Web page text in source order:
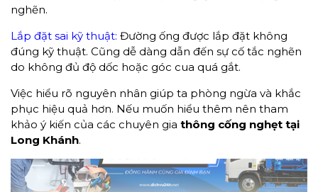
nghẽn.
Lắp đặt sai kỹ thuật: Đường ống được lắp đặt không
đúng kỹ thuật. Cũng dễ dàng dẫn đến sự cố tắc nghẽn
do không đủ độ dốc hoặc góc cua quá gắt.
Việc hiểu rõ nguyên nhân giúp ta phòng ngừa và khắc
phục hiệu quả hơn. Nếu muốn hiểu thêm nên tham
khảo ý kiến của các chuyên gia thông cống nghẹt tại
Long Khánh.